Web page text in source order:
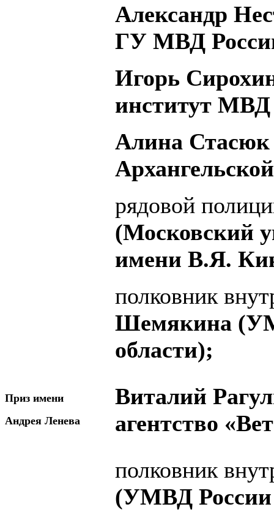
Александр
ГУ МВД
Игорь
институт МВД
Алина
рядовой
(Московский
имени В.Я.
полковник
Шемякина
области);
Приз имени
Андрея Ленева
Виталий
агентство
полковник
(УМВД России